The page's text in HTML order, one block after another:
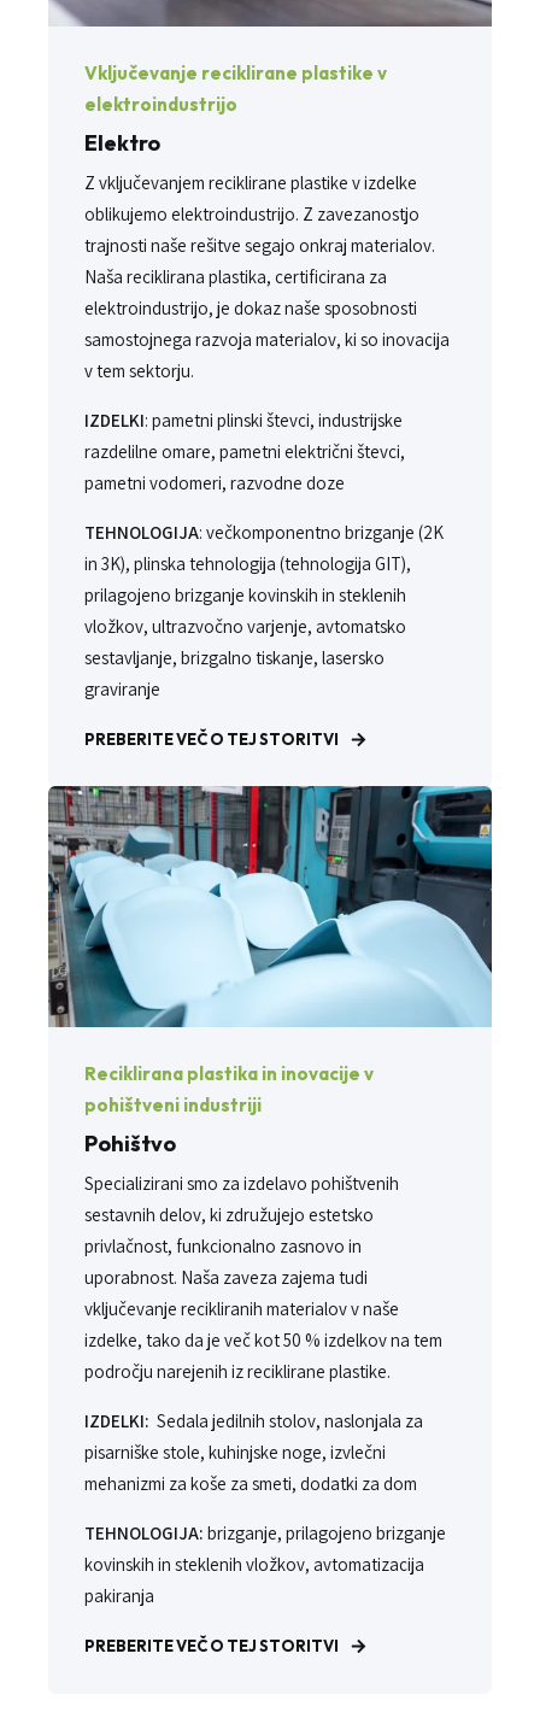
Vključevanje reciklirane plastike v
elektroindustrijo
Elektro
Z vključevanjem reciklirane plastike v izdelke
oblikujemo elektroindustrijo. Z zavezanostjo
trajnosti naše rešitve segajo onkraj materialov.
Naša reciklirana plastika, certificirana za
elektroindustrijo, je dokaz naše sposobnosti
samostojnega razvoja materialov, ki so inovacija
v tem sektorju.
IZDELKI: pametni plinski števci, industrijske
razdelilne omare, pametni električni števci,
pametni vodomeri, razvodne doze
TEHNOLOGIJA: večkomponentno brizganje (2K
in 3K), plinska tehnologija (tehnologija GIT),
prilagojeno brizganje kovinskih in steklenih
vložkov, ultrazvočno varjenje, avtomatsko
sestavljanje, brizgalno tiskanje, lasersko
graviranje
PREBERITE VEČ O TEJ STORITVI
Reciklirana plastika in inovacije v
pohištveni industriji
Pohištvo
Specializirani smo za izdelavo pohištvenih
sestavnih delov, ki združujejo estetsko
privlačnost, funkcionalno zasnovo in
uporabnost. Naša zaveza zajema tudi
vključevanje recikliranih materialov v naše
izdelke, tako da je več kot 50 % izdelkov na tem
področju narejenih iz reciklirane plastike.
IZDELKI: Sedala jedilnih stolov, naslonjala za
pisarniške stole, kuhinjske noge, izvlečni
mehanizmi za koše za smeti, dodatki za dom
TEHNOLOGIJA: brizganje, prilagojeno brizganje
kovinskih in steklenih vložkov, avtomatizacija
pakiranja
PREBERITE VEČ O TEJ STORITVI